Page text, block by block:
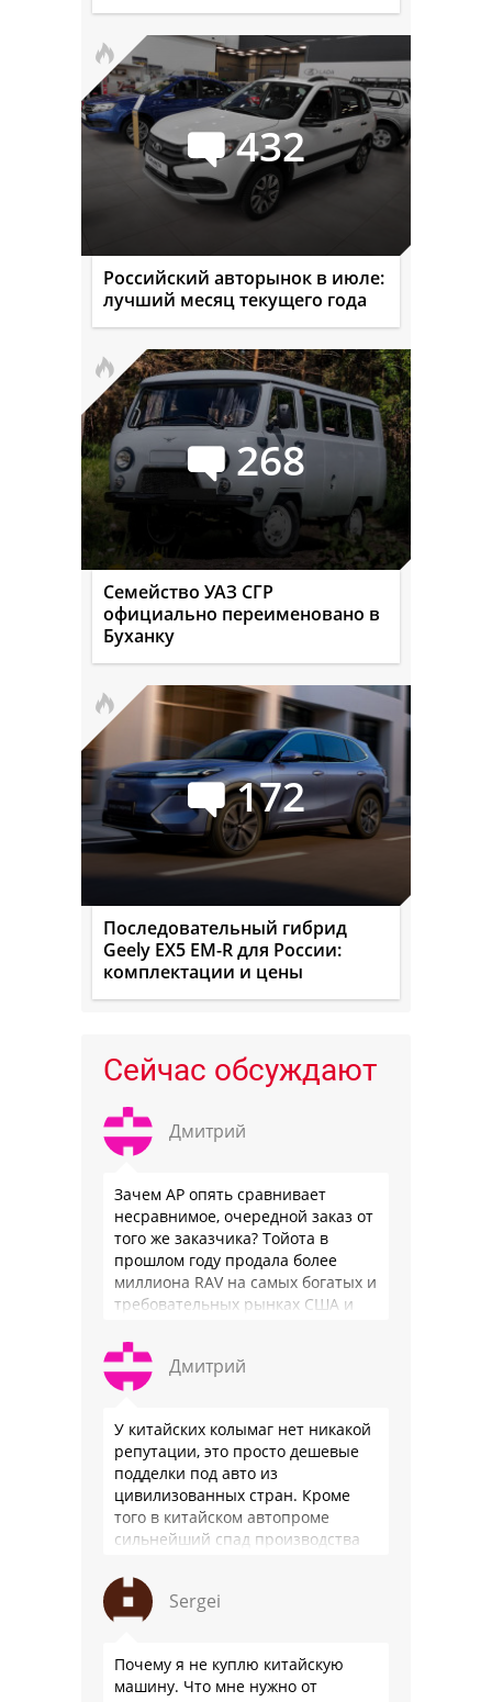
432
Российский авторынок в июле:
лучший месяц текущего года
268
Семейство УАЗ СГР
официально переименовано в
Буханку
172
Последовательный гибрид
Geely EX5 EM-R для России:
комплектации и цены
Сейчас обсуждают
Дмитрий
Зачем АР опять сравнивает
несравнимое, очередной заказ от
того же заказчика? Тойота в
прошлом году продала более
миллиона RAV на самых богатых и
требовательных рынках США и
подтвердив статус …
Дмитрий
У китайских колымаг нет никакой
репутации, это просто дешевые
подделки под авто из
цивилизованных стран. Кроме
того в китайском автопроме
сильнейший спад производства
почти все китайские
производители работают …
Sergei
Почему я не куплю китайскую
машину. Что мне нужно от